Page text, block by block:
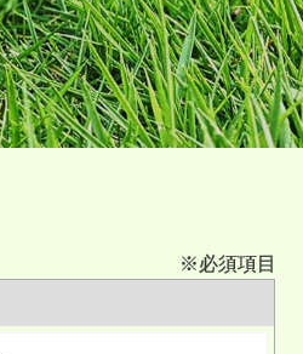
※必須項目